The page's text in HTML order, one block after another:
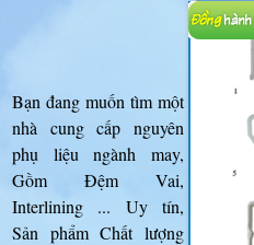
Bạn đang muốn tìm một
nhà cung cấp nguyên
phụ liệu ngành may,
Gồm Đệm Vai,
Interlining ... Uy tín,
Sản phẩm Chất lượng